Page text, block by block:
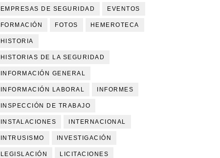
EMPRESAS DE SEGURIDAD EVENTOS
FORMACIÓN FOTOS HEMEROTECA
HISTORIA
HISTORIAS DE LA SEGURIDAD
INFORMACIÓN GENERAL
INFORMACIÓN LABORAL INFORMES
INSPECCIÓN DE TRABAJO
INSTALACIONES INTERNACIONAL
INTRUSISMO INVESTIGACIÓN
LEGISLACIÓN LICITACIONES